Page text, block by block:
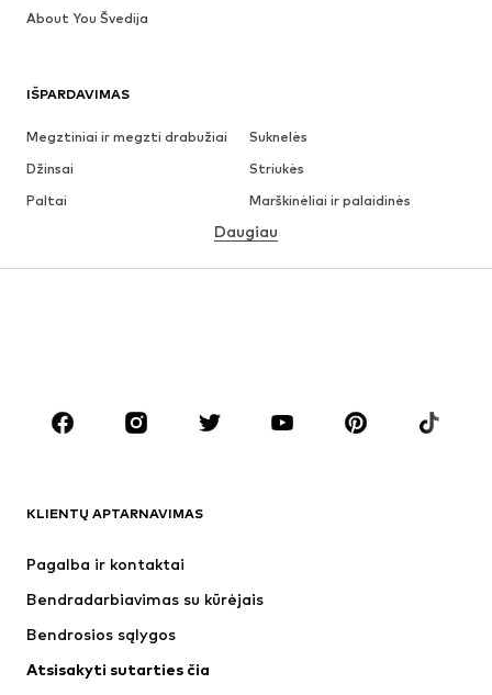
IŠPARDAVIMAS
Megztiniai ir megzti drabužiai
Suknelės
Džinsai
Striukės
Paltai
Marškinėliai ir palaidinės
Apatiniai
Aksesuarai
Premium
Naujienos
Marškinėliai ir palaidinės
Striukės
Megztiniai ir megzti drabužiai
Apatiniai
Paltai
Daugiau
KLIENTŲ APTARNAVIMAS
Pagalba ir kontaktai
Bendradarbiavimas su kūrėjais
Bendrosios sąlygos
Atsisakyti sutarties čia
About You Švedija